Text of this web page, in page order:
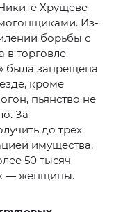
Хрущеве
Из-
борьбы с
в торговле
была запрещена
кроме
пьянство не
За
до трех
имущества.
50 тысяч
— женщины.